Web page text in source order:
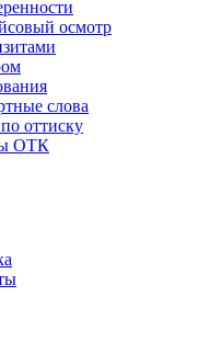
осмотр
слова
оттиску
ОТК